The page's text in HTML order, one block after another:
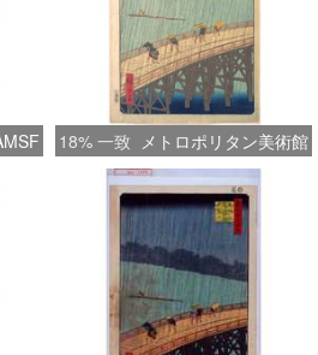
18% 一致 メトロポリタン美術館